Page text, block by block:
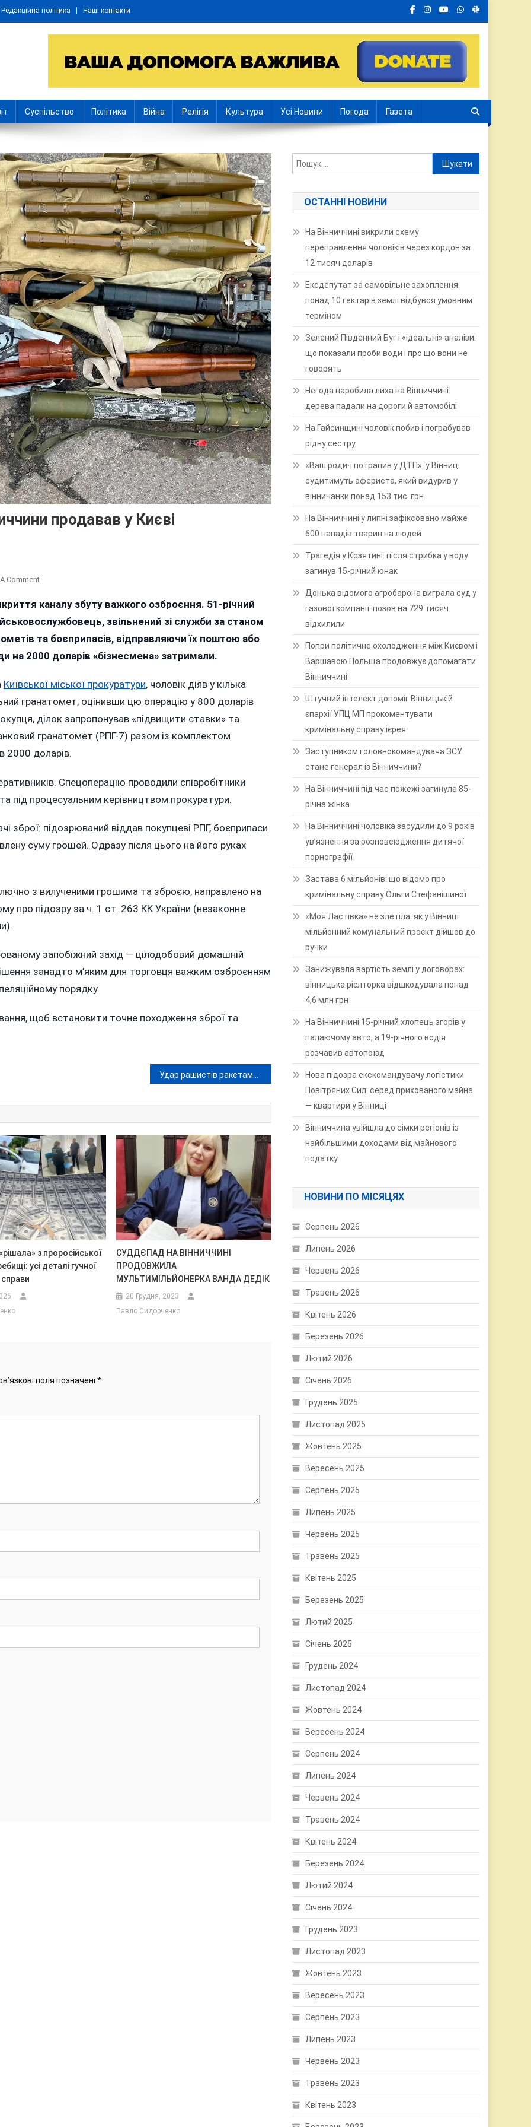
Редакційна політика Наші контакти
Суспільство Політика Війна Релігія Культура Усі Новини Погода Газета
продавав у Києві
CommentOn
Військовий
З
Вінниччини
Продавав
У
Гранатомети
каналу збуту важкого озброєння. 51-річний
звільнений зі служби за станом
та боєприпасів, відправляючи їх поштою або
на 2000 доларів «бізнесмена» затримали.
Київської міської прокуратури, чоловік діяв у кілька
гранатомет, оцінивши цю операцію у 800 доларів
ділок запропонував «підвищити ставки» та
гранатомет (РПГ-7) разом із комплектом
2000 доларів.
Спецоперацію проводили співробітники
під процесуальним керівництвом прокуратури.
зброї: підозрюваний віддав покупцеві РПГ, боєприпаси
суму грошей. Одразу після цього на його руках
з вилученими грошима та зброєю, направлено на
про підозру за ч. 1 ст. 263 КК України (незаконне
запобіжний захід — цілодобовий домашній
занадто м’яким для торговця важким озброєнням
порядку.
щоб встановити точне походження зброї та
Удар рашистів ракетами та дронами по столиці та Київщині: є жертви й масштабні руйнування
з проросійської
усі деталі гучної
справи
СУДДЄПАД НА ВІННИЧЧИНІ
ПРОДОВЖИЛА
МУЛЬТИМІЛЬЙОНЕРКА ВАНДА ДЕДІК
20 Грудня, 2023
Павло Сидорченко
поля позначені *
Пошук:
ОСТАННІ НОВИНИ
На Вінниччині викрили схему
переправлення чоловіків через кордон за
12 тисяч доларів
Ексдепутат за самовільне захоплення
понад 10 гектарів землі відбувся умовним
терміном
Зелений Південний Буг і «ідеальні» аналізи:
що показали проби води і про що вони не
говорять
Негода наробила лиха на Вінниччині:
дерева падали на дороги й автомобілі
На Гайсинщині чоловік побив і пограбував
рідну сестру
«Ваш родич потрапив у ДТП»: у Вінниці
судитимуть афериста, який видурив у
вінничанки понад 153 тис. грн
На Вінниччині у липні зафіксовано майже
600 нападів тварин на людей
Трагедія у Козятині: після стрибка у воду
загинув 15-річний юнак
Донька відомого агробарона виграла суд у
газової компанії: позов на 729 тисяч
відхилили
Попри політичне охолодження між Києвом і
Варшавою Польща продовжує допомагати
Вінниччині
Штучний інтелект допоміг Вінницькій
єпархії УПЦ МП прокоментувати
кримінальну справу ієрея
Заступником головнокомандувача ЗСУ
стане генерал із Вінниччини?
На Вінниччині під час пожежі загинула 85-
річна жінка
На Вінниччині чоловіка засудили до 9 років
ув’язнення за розповсюдження дитячої
порнографії
Застава 6 мільйонів: що відомо про
кримінальну справу Ольги Стефанішиної
«Моя Ластівка» не злетіла: як у Вінниці
мільйонний комунальний проєкт дійшов до
ручки
Занижувала вартість землі у договорах:
вінницька рієлторка відшкодувала понад
4,6 млн грн
На Вінниччині 15-річний хлопець згорів у
палаючому авто, а 19-річного водія
розчавив автопоїзд
Нова підозра екскомандувачу логістики
Повітряних Сил: серед прихованого майна
— квартири у Вінниці
Вінниччина увійшла до сімки регіонів із
найбільшими доходами від майнового
податку
НОВИНИ ПО МІСЯЦЯХ
Серпень 2026
Липень 2026
Червень 2026
Травень 2026
Квітень 2026
Березень 2026
Лютий 2026
Січень 2026
Грудень 2025
Листопад 2025
Жовтень 2025
Вересень 2025
Серпень 2025
Липень 2025
Червень 2025
Травень 2025
Квітень 2025
Березень 2025
Лютий 2025
Січень 2025
Грудень 2024
Листопад 2024
Жовтень 2024
Вересень 2024
Серпень 2024
Липень 2024
Червень 2024
Травень 2024
Квітень 2024
Березень 2024
Лютий 2024
Січень 2024
Грудень 2023
Листопад 2023
Жовтень 2023
Вересень 2023
Серпень 2023
Липень 2023
Червень 2023
Травень 2023
Квітень 2023